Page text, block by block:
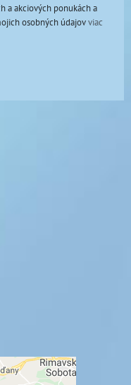
a akciových ponukách a
osobných údajovviac